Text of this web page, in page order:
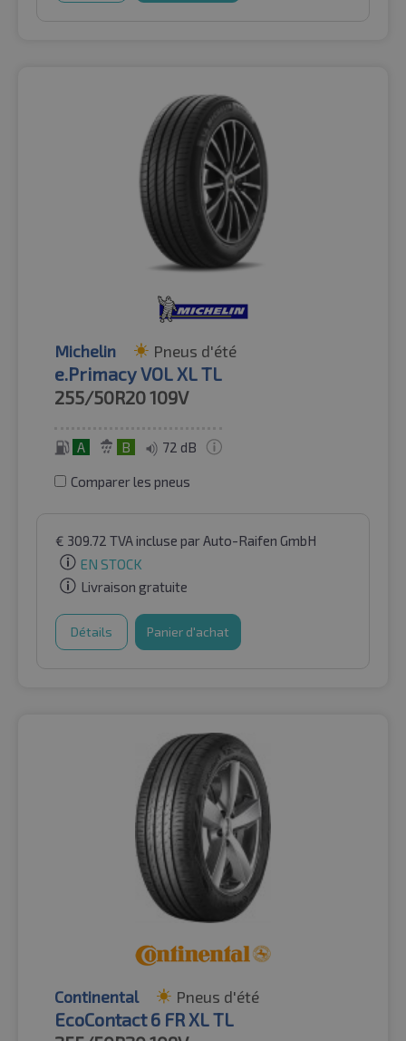
Michelin Pneus d'été
e.Primacy VOL XL TL
255/50R20109V
A B 72 dB
Comparer les pneus
€ 309.72 TVA incluse par Auto-Raifen GmbH
EN STOCK
Livraison gratuite
Détails Panier d'achat
Continental Pneus d'été
EcoContact 6 FR XL TL